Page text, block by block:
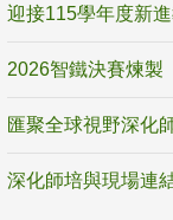
2026智鐵決賽煉製